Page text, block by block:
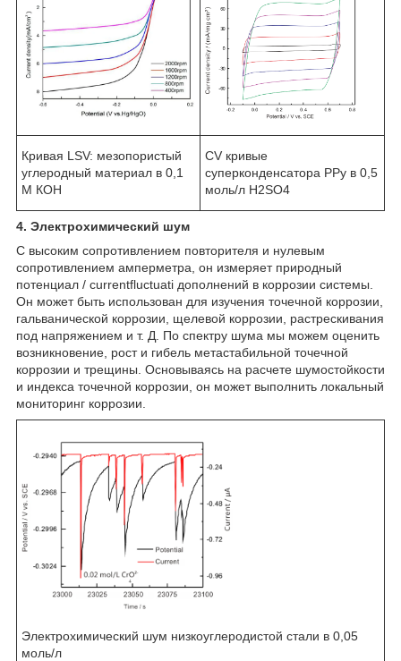
Кривая LSV: мезопористый
углеродный материал в 0,1
М КОН
CV кривые
суперконденсатора PPy в 0,5
моль/л H2SO4
4. Электрохимический шум
С высоким сопротивлением повторителя и нулевым
сопротивлением амперметра, он измеряет природный
потенциал / currentfluctuati дополнений в коррозии системы.
Он может быть использован для изучения точечной коррозии,
гальванической коррозии, щелевой коррозии, растрескивания
под напряжением и т. Д. По спектру шума мы можем оценить
возникновение, рост и гибель метастабильной точечной
коррозии и трещины. Основываясь на расчете шумостойкости
и индекса точечной коррозии, он может выполнить локальный
мониторинг коррозии.
Электрохимический шум низкоуглеродистой стали в 0,05
моль/л